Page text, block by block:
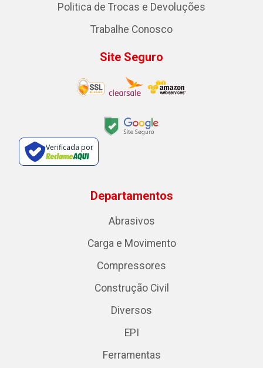
Politica de Trocas e Devoluções
Trabalhe Conosco
Site Seguro
Verificada por
Departamentos
Abrasivos
Carga e Movimento
Compressores
Construção Civil
Diversos
EPI
Ferramentas